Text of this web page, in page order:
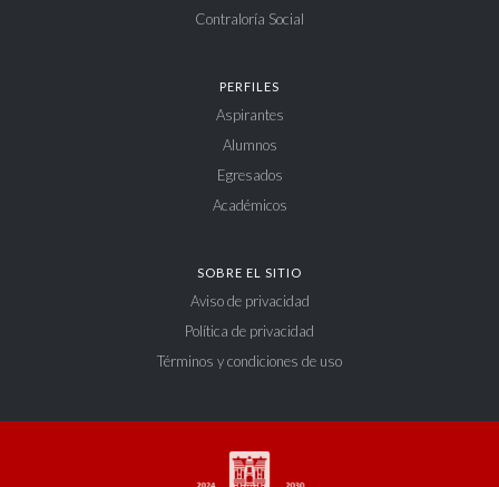
Contraloría Social
PERFILES
Aspirantes
Alumnos
Egresados
Académicos
SOBRE EL SITIO
Aviso de privacidad
Política de privacidad
Términos y condiciones de uso